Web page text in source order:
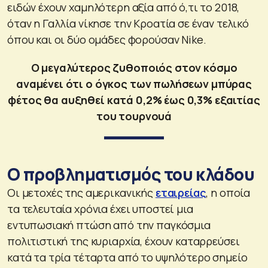
ειδών έχουν χαμηλότερη αξία από ό,τι το 2018,
όταν η Γαλλία νίκησε την Κροατία σε έναν τελικό
όπου και οι δύο ομάδες φορούσαν Nike.
Ο μεγαλύτερος ζυθοποιός στον κόσμο
αναμένει ότι ο όγκος των πωλήσεων μπύρας
φέτος θα αυξηθεί κατά 0,2% έως 0,3% εξαιτίας
του τουρνουά
Ο προβληματισμός του κλάδου
Οι μετοχές της αμερικανικής εταιρείας, η οποία
τα τελευταία χρόνια έχει υποστεί μια
εντυπωσιακή πτώση από την παγκόσμια
πολιτιστική της κυριαρχία, έχουν καταρρεύσει
κατά τα τρία τέταρτα από το υψηλότερο σημείο